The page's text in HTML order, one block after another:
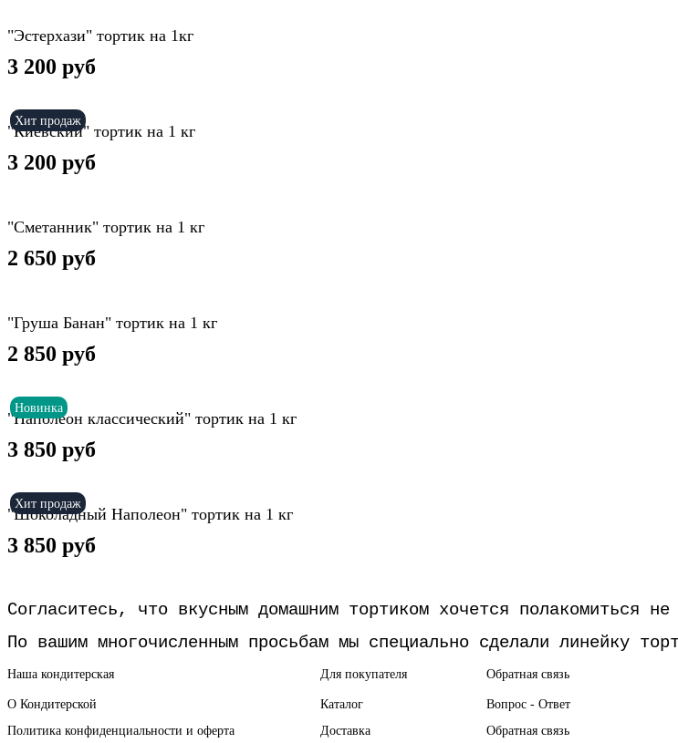
"Эстерхази" тортик на 1кг
3 200 руб
Хит продаж
"Киевский" тортик на 1 кг
3 200 руб
"Сметанник" тортик на 1 кг
2 650 руб
"Груша Банан" тортик на 1 кг
2 850 руб
Новинка
"Наполеон классический" тортик на 1 кг
3 850 руб
Хит продаж
"Шоколадный Наполеон" тортик на 1 кг
3 850 руб
Согласитесь, что вкусным домашним тортиком хочется полакомиться
По вашим многочисленным просьбам мы специально сделали линейку
Наша кондитерская
О Кондитерской
Политика конфиденциальности и оферта
Для покупателя
Каталог
Доставка
Обратная связь
Вопрос - Ответ
Обратная связь